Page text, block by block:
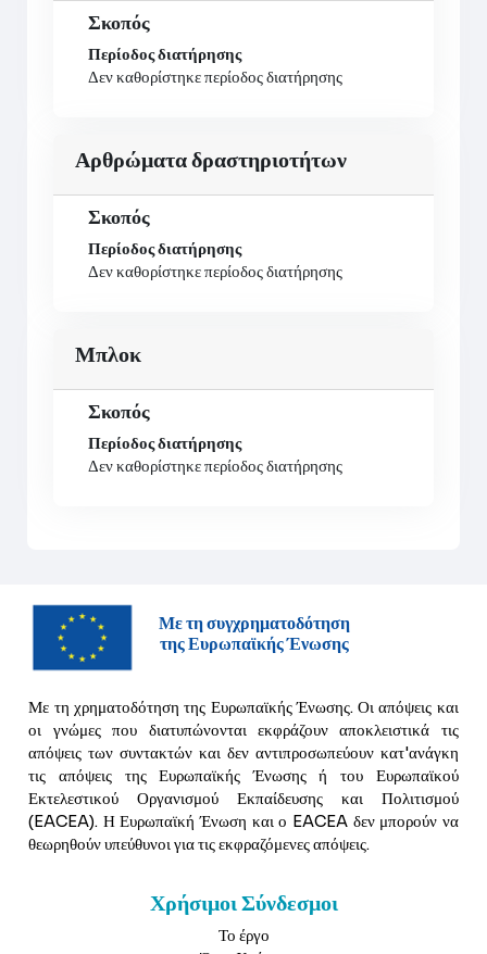
Σκοπός
Περίοδος διατήρησης
Δεν καθορίστηκε περίοδος διατήρησης
Αρθρώματα δραστηριοτήτων
Σκοπός
Περίοδος διατήρησης
Δεν καθορίστηκε περίοδος διατήρησης
Μπλοκ
Σκοπός
Περίοδος διατήρησης
Δεν καθορίστηκε περίοδος διατήρησης
Με τη συγχρηματοδότηση
της Ευρωπαϊκής Ένωσης
Με τη χρηματοδότηση της Ευρωπαϊκής Ένωσης. Οι απόψεις και
οι γνώμες που διατυπώνονται εκφράζουν αποκλειστικά τις
απόψεις των συντακτών και δεν αντιπροσωπεύουν κατ'ανάγκη
τις απόψεις της Ευρωπαϊκής Ένωσης ή του Ευρωπαϊκού
Εκτελεστικού Οργανισμού Εκπαίδευσης και Πολιτισμού
(EACEA). Η Ευρωπαϊκή Ένωση και ο EACEA δεν μπορούν να
θεωρηθούν υπεύθυνοι για τις εκφραζόμενες απόψεις.
Χρήσιμοι Σύνδεσμοι
Το έργο